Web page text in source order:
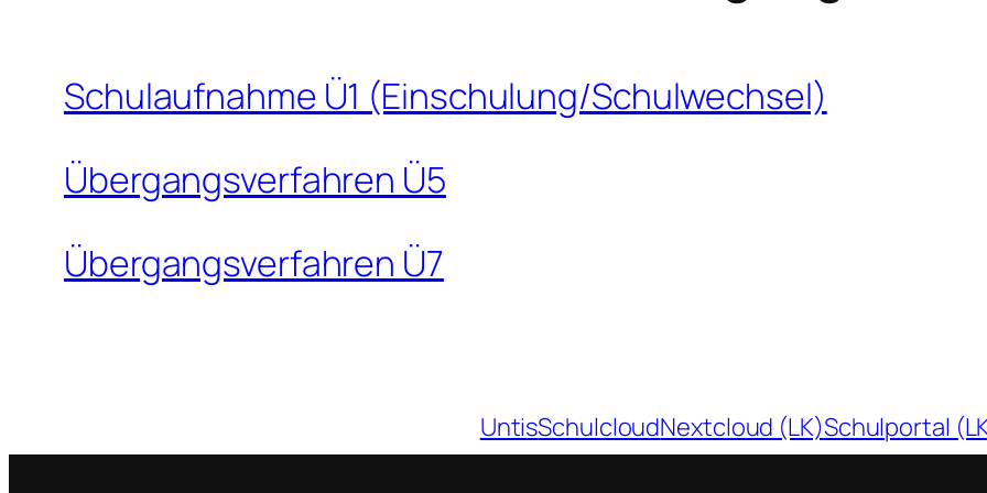
Schulaufnahme Ü1 (Einschulung/Schulwechsel)
Übergangsverfahren Ü5
Übergangsverfahren Ü7
UntisSchulcloudNextcloud (LK)Schulportal